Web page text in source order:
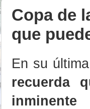
Copa de
que
En su
recuerda